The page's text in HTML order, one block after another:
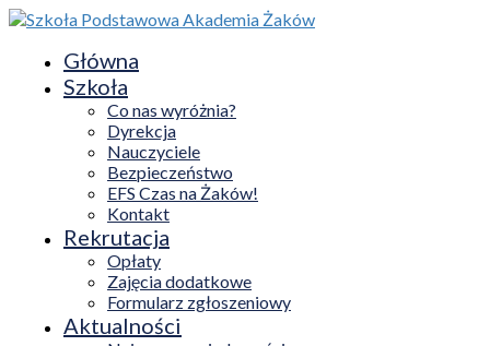
Główna
Szkoła
Co nas wyróżnia?
Dyrekcja
Nauczyciele
Bezpieczeństwo
EFS Czas na Żaków!
Kontakt
Rekrutacja
Opłaty
Zajęcia dodatkowe
Formularz zgłoszeniowy
Aktualności